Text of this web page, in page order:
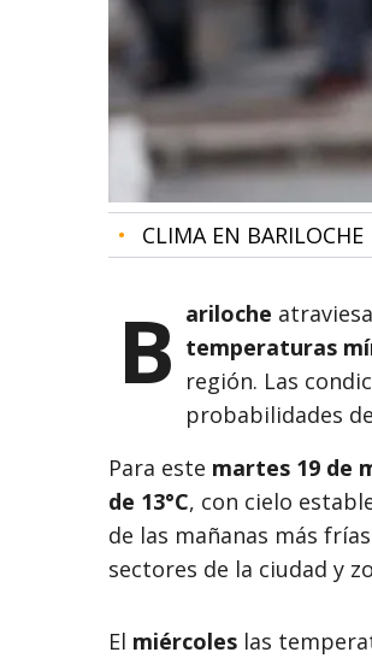
• CLIMA EN BARILOCHE
B ariloche
temperaturas
región. Las
probabilidades
Para este martes 19 de
de 13°C, con cielo
de las mañanas más
sectores de la ciudad y
El miércoles las